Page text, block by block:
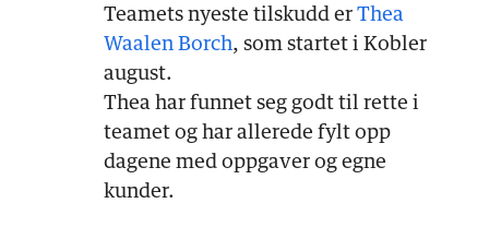
Teamets nyeste tilskudd erThea
Waalen Borch, som startet i Kobler
august.
Thea har funnet seg godt til rette i
teamet og har allerede fylt opp
dagene med oppgaver og egne
kunder.